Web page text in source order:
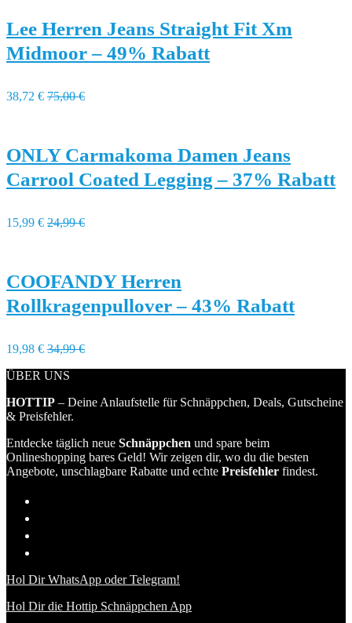
Lee Herren Jeans Straight Fit Xm
Midmoor – 49% Rabatt
38,72 € 75,00 €
ONLY Carmakoma Damen Jeans
Carrool Coated Legging – 37% Rabatt
15,99 € 24,99 €
COOFANDY Herren
Rollkragenpullover – 43% Rabatt
19,98 € 34,99 €
ÜBER UNS
HOTTIP – Deine Anlaufstelle für Schnäppchen, Deals, Gutscheine
& Preisfehler.
Entdecke täglich neue Schnäppchen und spare beim
Onlineshopping bares Geld! Wir zeigen dir, wo du die besten
Angebote, unschlagbare Rabatte und echte Preisfehler findest.
Hol Dir WhatsApp oder Telegram!
Hol Dir die Hottip Schnäppchen App